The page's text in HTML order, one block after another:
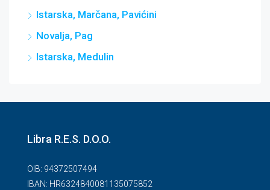
Istarska, Marčana, Pavićini
Novalja, Pag
Istarska, Medulin
Libra R.E.S. D.O.O.
OIB: 94372507494
IBAN: HR6324840081135075852